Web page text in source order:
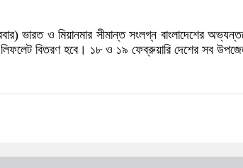
ভারত ও মিয়ানমার সীমান্ত সংলগ্ন বাংলাদেশের
বিতরণ হবে। ১৮ ও ১৯ ফেব্রুয়ারি দেশের সব